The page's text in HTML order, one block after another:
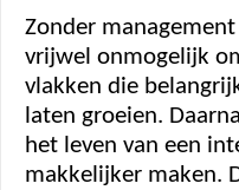
Zonder
vrijwel onmogelijk
vlakken die
laten groeien.
het leven van een
makkelijker maken.